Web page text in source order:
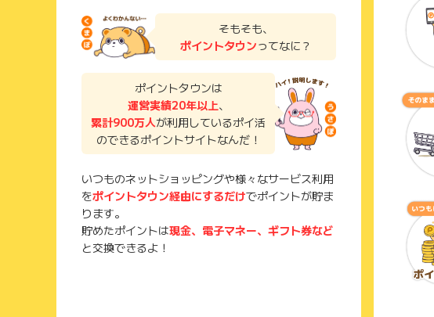
そもそも、
ポイントタウンってなに？
ポイントタウンは
運営実績20年以上、
累計900万人が利用しているポイ活
のできるポイントサイトなんだ！
いつものネットショッピングや様々なサービス利用
をポイントタウン経由にするだけでポイントが貯ま
ります。
貯めたポイントは現金、電子マネー、ギフト券など
と交換できるよ！